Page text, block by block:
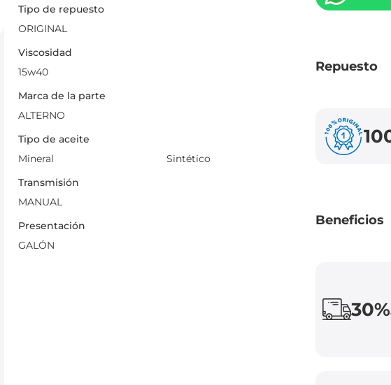
Tipo de repuesto
ORIGINAL
Viscosidad
15w40
Marca de la parte
ALTERNO
Tipo de aceite
Mineral
Sintético
Transmisión
MANUAL
Presentación
GALÓN
Repuesto
Beneficios
30%